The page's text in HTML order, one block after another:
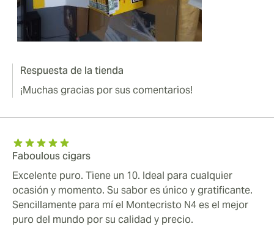
Respuesta de la tienda
¡Muchas gracias por sus comentarios!
Faboulous cigars
Excelente puro. Tiene un 10. Ideal para cualquier
ocasión y momento. Su sabor es único y gratificante.
Sencillamente para mí el Montecristo N4 es el mejor
puro del mundo por su calidad y precio.